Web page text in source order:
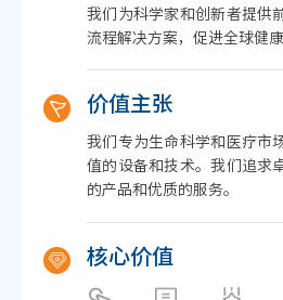
我们为科学家和创新者提供
流程解决方案，促进全球健
价值主张
我们专为生命科学和医疗市
值的设备和技术。我们追求
的产品和优质的服务。
核心价值